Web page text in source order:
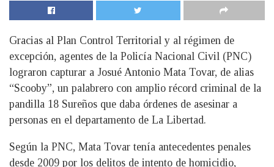
Gracias al Plan Control Territorial y al régimen de
excepción, agentes de la Policía Nacional Civil (PNC)
lograron capturar a Josué Antonio Mata Tovar, de alias
“Scooby”, un palabrero con amplio récord criminal de la
pandilla 18 Sureños que daba órdenes de asesinar a
personas en el departamento de La Libertad.
Según la PNC, Mata Tovar tenía antecedentes penales
desde 2009 por los delitos de intento de homicidio,